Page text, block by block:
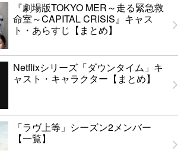
『劇場版TOKYO MER～走る緊急救
命室～CAPITAL CRISIS』キャス
ト・あらすじ【まとめ】
Netflixシリーズ「ダウンタイム」キ
ャスト・キャラクター【まとめ】
「ラヴ上等」シーズン2メンバー
【一覧】